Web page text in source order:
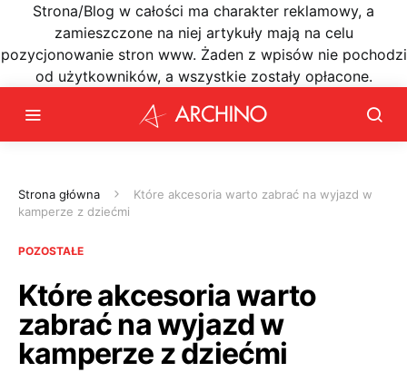
Strona/Blog w całości ma charakter reklamowy, a
zamieszczone na niej artykuły mają na celu
pozycjonowanie stron www. Żaden z wpisów nie pochodzi
od użytkowników, a wszystkie zostały opłacone.
Strona główna
Które akcesoria warto zabrać na wyjazd w
kamperze z dziećmi
POZOSTAŁE
Które akcesoria warto
zabrać na wyjazd w
kamperze z dziećmi